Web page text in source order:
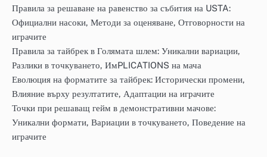
Правила за решаване на равенство за събития на USTA:
Официални насоки, Методи за оценяване, Отговорности на
играчите
Правила за тайбрек в Голямата шлем: Уникални вариации,
Разлики в точкуването, ИмPLICATIONS на мача
Еволюция на форматите за тайбрек: Исторически промени,
Влияние върху резултатите, Адаптации на играчите
Точки при решаващ гейм в демонстративни мачове:
Уникални формати, Вариации в точкуването, Поведение на
играчите